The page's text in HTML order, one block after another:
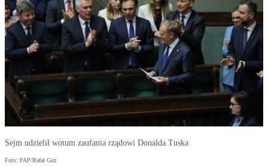
Sejm udzielił wotum zaufania rządowi Donalda Tuska
Foto: PAP/Rafał Guz